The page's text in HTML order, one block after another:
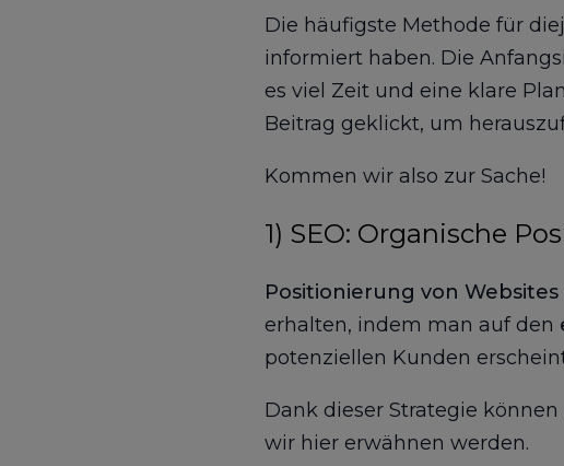
Die häufigste Methode für
informiert haben. Die
es viel Zeit und eine klare
Beitrag geklickt, um
Kommen wir also zur Sache!
1) SEO: Organische
Positionierung von
erhalten, indem man auf den
potenziellen Kunden
Dank dieser Strategie
wir hier erwähnen werden.